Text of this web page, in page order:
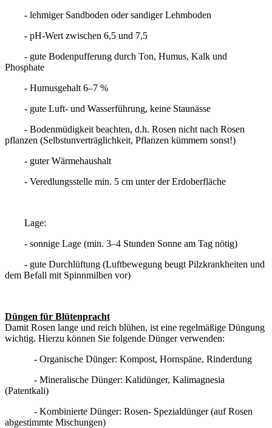
- lehmiger Sandboden oder sandiger Lehmboden
- pH-Wert zwischen 6,5 und 7,5
- gute Bodenpufferung durch Ton, Humus, Kalk und
Phosphate
- Humusgehalt 6–7 %
- gute Luft- und Wasserführung, keine Staunässe
- Bodenmüdigkeit beachten, d.h. Rosen nicht nach Rosen
pflanzen (Selbstunverträglichkeit, Pflanzen kümmern sonst!)
- guter Wärmehaushalt
- Veredlungsstelle min. 5 cm unter der Erdoberfläche
Lage:
- sonnige Lage (min. 3–4 Stunden Sonne am Tag nötig)
- gute Durchlüftung (Luftbewegung beugt Pilzkrankheiten und
dem Befall mit Spinnmilben vor)
Düngen für Blütenpracht
Damit Rosen lange und reich blühen, ist eine regelmäßige Düngung
wichtig. Hierzu können Sie folgende Dünger verwenden:
- Organische Dünger: Kompost, Hornspäne, Rinderdung
- Mineralische Dünger: Kalidünger, Kalimagnesia
(Patentkali)
- Kombinierte Dünger: Rosen- Spezialdünger (auf Rosen
abgestimmte Mischungen)